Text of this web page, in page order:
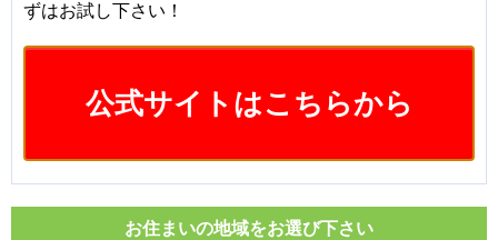
ずはお試し下さい！
公式サイトはこちらから
お住まいの地域をお選び下さい